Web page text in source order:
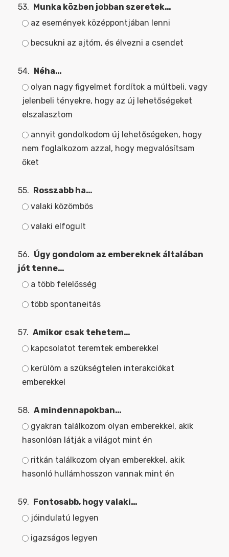
53.
Munka közben jobban szeretek…
az események középpontjában lenni
becsukni az ajtóm, és élvezni a csendet
54.
Néha…
olyan nagy figyelmet fordítok a múltbeli, vagy
jelenbeli tényekre, hogy az új lehetőségeket
elszalasztom
annyit gondolkodom új lehetőségeken, hogy
nem foglalkozom azzal, hogy megvalósítsam
őket
55.
Rosszabb ha…
valaki közömbös
valaki elfogult
56. Úgy gondolom az embereknek általában
jót tenne…
a több felelősség
több spontaneitás
57. Amikor csak tehetem…
kapcsolatot teremtek emberekkel
kerülöm a szükségtelen interakciókat
emberekkel
58. A mindennapokban…
gyakran találkozom olyan emberekkel, akik
hasonlóan látják a világot mint én
ritkán találkozom olyan emberekkel, akik
hasonló hullámhosszon vannak mint én
59.
Fontosabb, hogy valaki…
jóindulatú legyen
igazságos legyen